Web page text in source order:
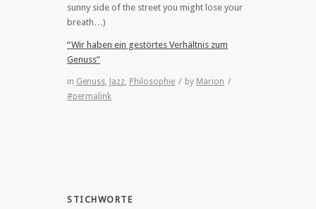
sunny side of the street you might lose your
breath…)
“Wir haben ein gestörtes Verhältnis zum
Genuss”
in Genuss, Jazz, Philosophie / by Marion /
#permalink
STICHWORTE